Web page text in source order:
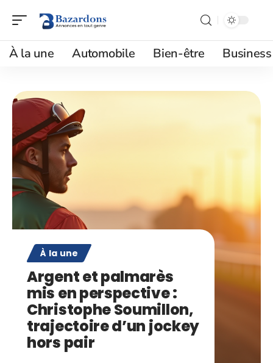
À la une Automobile Bien-être Business
À la une
Argent et palmarès
mis en perspective :
Christophe Soumillon,
trajectoire d’un jockey
hors pair